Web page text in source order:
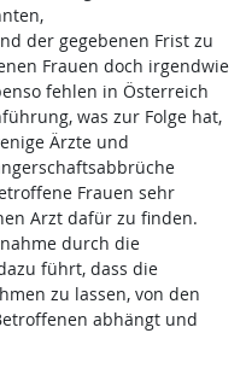
der gegebenen Frist zu
Frauen doch irgendwie
fehlen in Österreich
was zur Folge hat,
Ärzte und
Frauen sehr
Arzt dafür zu finden.
durch die
führt, dass die
zu lassen, von den
abhängt und